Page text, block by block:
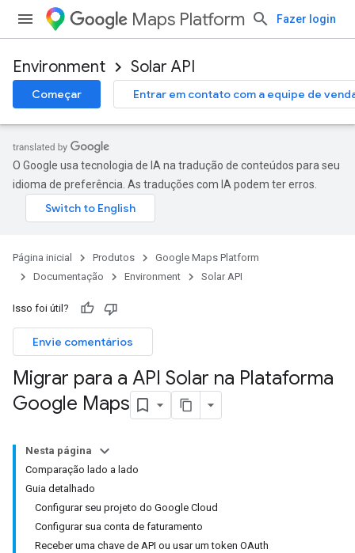
Maps Platform Fazer login
Environment Solar API
Começar Entrar em contato com a equipe de
O Google usa tecnologia de IA na tradução de conteúdos para seu
idioma de preferência. As traduções com IA podem ter erros.
Página inicial Produtos
Google Maps Platform
Documentação
Environment Solar API
Isso foi útil?
Envie comentários
Migrar para a API Solar na Plataforma
Google Maps
Nesta página
Comparação lado a lado
Guia detalhado
Configurar seu projeto do Google Cloud
Configurar sua conta de faturamento
Receber uma chave de API ou usar um token OAuth